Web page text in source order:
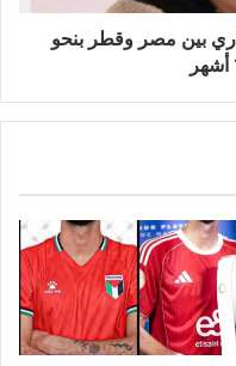
بين مصر وقطر بنحو